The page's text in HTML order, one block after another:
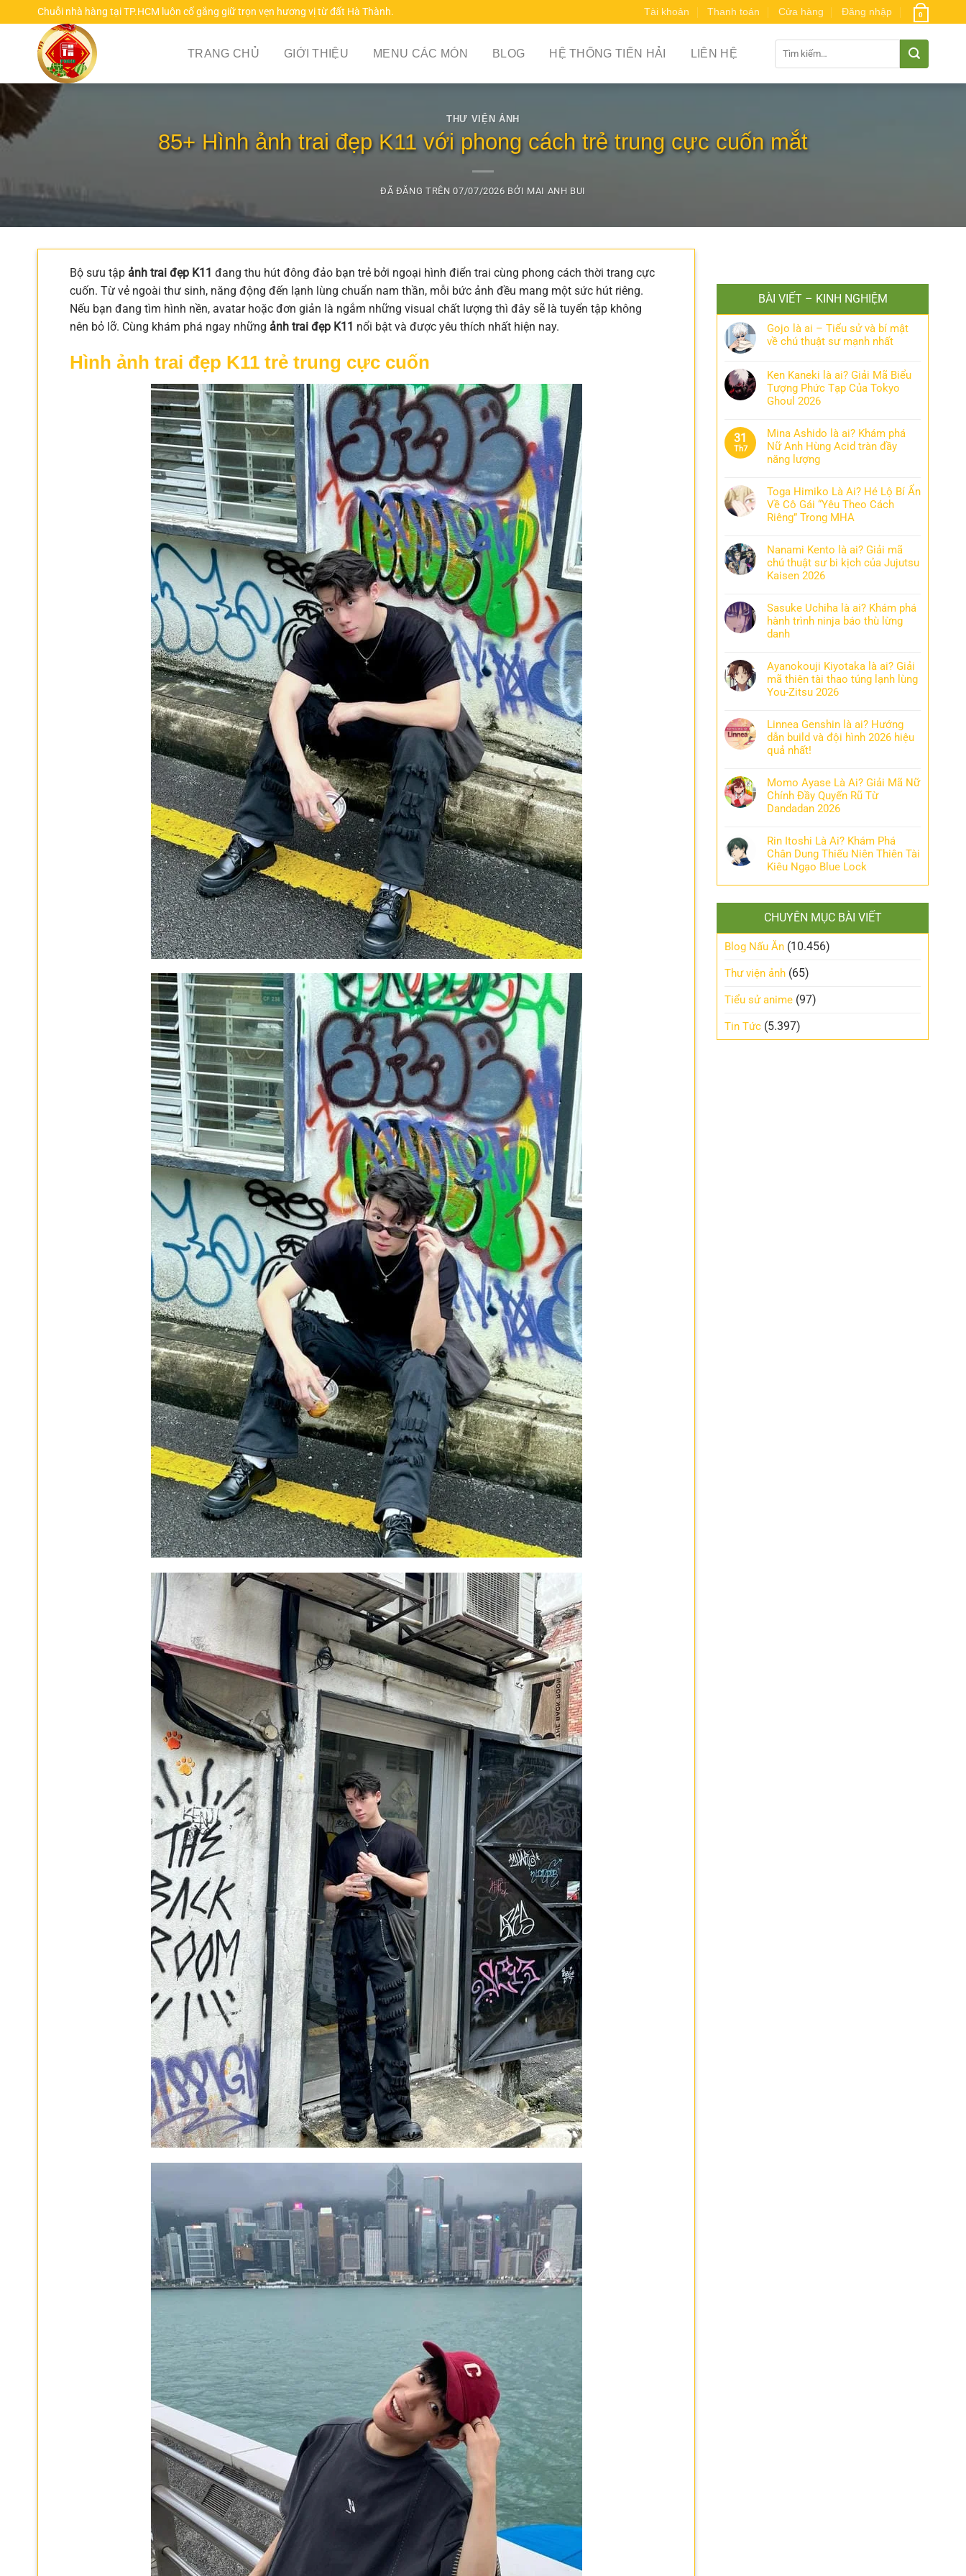
đến
Chuỗi nhà hàng tại TP.HCM luôn cố gắng giữ trọn vẹn hương vị từ đất Hà Thành. Tài khoản Thanh toán Cửa hàng Đăng nhập 0
TRANG CHỦ GIỚI THIỆU MENU CÁC MÓN BLOG HỆ THỐNG TIẾN HẢI LIÊN HỆ
kiếm:
THƯ VIỆN ẢNH
85+ Hình ảnh trai đẹp K11 với phong cách trẻ trung cực cuốn mắt
ĐÃ ĐĂNG TRÊN07/07/2026 BỞI MAI ANH BUI
Bộ sưu tập ảnh trai đẹp K11 đang thu hút đông đảo bạn trẻ bởi ngoại hình điển trai cùng phong cách thời trang cực
cuốn. Từ vẻ ngoài thư sinh, năng động đến lạnh lùng chuẩn nam thần, mỗi bức ảnh đều mang một sức hút riêng.
Nếu bạn đang tìm hình nền, avatar hoặc đơn giản là ngắm những visual chất lượng thì đây sẽ là tuyển tập không
nên bỏ lỡ. Cùng khám phá ngay những ảnh trai đẹp K11 nổi bật và được yêu thích nhất hiện nay.
Hình ảnh trai đẹp K11 trẻ trung cực cuốn
BÀI VIẾT – KINH NGHIỆM
Gojo là ai – Tiểu sử và bí mật
về chú thuật sư mạnh nhất
Ken Kaneki là ai? Giải Mã Biểu
Tượng Phức Tạp Của Tokyo
Ghoul 2026
31
Th7
Mina Ashido là ai? Khám phá
Nữ Anh Hùng Acid tràn đầy
năng lượng
Toga Himiko Là Ai? Hé Lộ Bí Ẩn
Về Cô Gái “Yêu Theo Cách
Riêng” Trong MHA
Nanami Kento là ai? Giải mã
chú thuật sư bi kịch của Jujutsu
Kaisen 2026
Sasuke Uchiha là ai? Khám phá
hành trình ninja báo thù lừng
danh
Ayanokouji Kiyotaka là ai? Giải
mã thiên tài thao túng lạnh lùng
You-Zitsu 2026
Linnea Genshin là ai? Hướng
dẫn build và đội hình 2026 hiệu
quả nhất!
Momo Ayase Là Ai? Giải Mã Nữ
Chính Đầy Quyến Rũ Từ
Dandadan 2026
Rin Itoshi Là Ai? Khám Phá
Chân Dung Thiếu Niên Thiên Tài
Kiêu Ngạo Blue Lock
CHUYÊN MỤC BÀI VIẾT
Blog Nấu Ăn (10.456)
Thư viện ảnh (65)
Tiểu sử anime (97)
Tin Tức (5.397)